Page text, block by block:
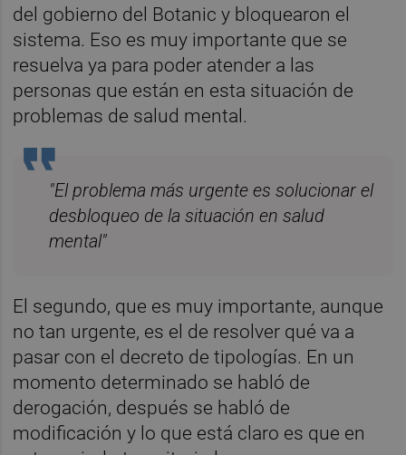
del gobierno del Botanic y bloquearon el
sistema. Eso es muy importante que se
resuelva ya para poder atender a las
personas que están en esta situación de
problemas de salud mental.
"El problema más urgente es solucionar el
desbloqueo de la situación en salud
mental"
El segundo, que es muy importante, aunque
no tan urgente, es el de resolver qué va a
pasar con el decreto de tipologías. En un
momento determinado se habló de
derogación, después se habló de
modificación y lo que está claro es que en